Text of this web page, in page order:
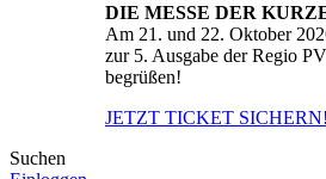
DIE MESSE DER
Am 21. und 22. Oktober
zur 5. Ausgabe der Regio
begrüßen!
JETZT TICKET SICHERN!
Suchen